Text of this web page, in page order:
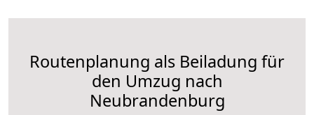
Routenplanung als Beiladung für
den Umzug nach
Neubrandenburg